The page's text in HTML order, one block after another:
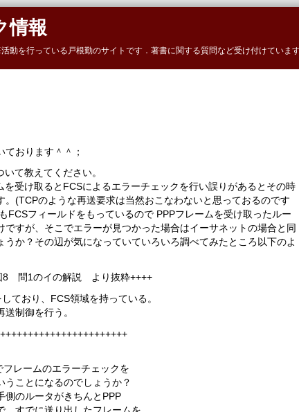
情報
動を行っている戸根勤のサイトです．著書に関する質問など受け付けていま
おります＾＾；
て教えてください。
受け取るとFCSによるエラーチェックを行い誤りがあるとその時
(TCPのような再送要求は当然おこなわないと思っておるのです
FCSフィールドをもっているので PPPフレームを受け取ったルー
すが、そこでエラーが見つかった場合はイーサネットの場合と同
か？その辺が気になっていていろいろ調べてみたところ以下のよ
問1のイの解説 より抜粋++++
ており、FCS領域を持っている。
制御を行う。
レームのエラーチェックを
ことになるのでしょうか？
側のルータがきちんとPPP